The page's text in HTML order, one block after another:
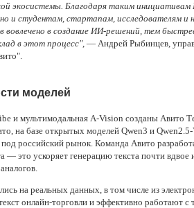
экосистемы. Благодаря таким
и студентам, стартапам, исследователям
вовлечено в создание ИИ-решений, тем
в этот процесс", — Андрей Рыбинцев,
моделей
и мультимодальная A-Vision созданы Авито
на базе открытых моделей Qwen3 и
российский рынок. Команда Авито
— это ускоряет генерацию текста почти вдвое
на реальных данных, в том числе из
онлайн-торговли и эффективно работают